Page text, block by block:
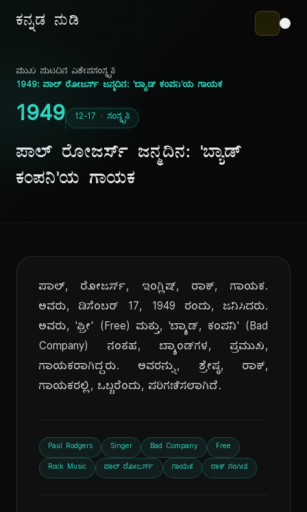
ಕನ್ನಡ ನುಡಿ
ಮುಖ ಪುಟದಿನ ವಿಶೇಷಸಂಸ್ಕೃತಿ
1949: ಪಾಲ್ ರೋಜರ್ಸ್ ಜನ್ಮದಿನ: 'ಬ್ಯಾಡ್ ಕಂಪನಿ'ಯ ಗಾಯಕ
1949 12-17 · ಸಂಸ್ಕೃತಿ
ಪಾಲ್ ರೋಜರ್ಸ್ ಜನ್ಮದಿನ: 'ಬ್ಯಾಡ್
ಕಂಪನಿ'ಯ ಗಾಯಕ
ಪಾಲ್, ರೋಜರ್ಸ್, ಇಂಗ್ಲಿಷ್, ರಾಕ್, ಗಾಯಕ.
ಅವರು, ಡಿಸೆಂಬರ್ 17, 1949 ರಂದು, ಜನಿಸಿದರು.
ಅವರು, 'ಫ್ರೀ' (Free) ಮತ್ತು, 'ಬ್ಯಾಡ್, ಕಂಪನಿ' (Bad
Company) ನಂತಹ, ಬ್ಯಾಂಡ್‌ಗಳ, ಪ್ರಮುಖ,
ಗಾಯಕರಾಗಿದ್ದರು. ಅವರನ್ನು, ಶ್ರೇಷ್ಠ, ರಾಕ್,
ಗಾಯಕರಲ್ಲಿ, ಒಬ್ಬರೆಂದು, ಪರಿಗಣಿಸಲಾಗಿದೆ.
Paul Rodgers Singer Bad Company Free
Rock Music ಪಾಲ್ ರೋಜರ್ಸ್ ಗಾಯಕ ರಾಕ್ ಸಂಗೀತ